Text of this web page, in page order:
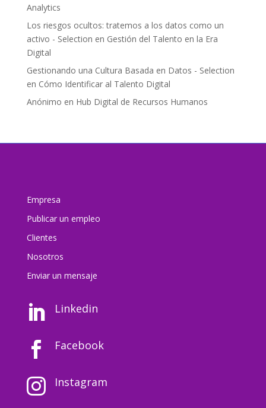
Analytics
Los riesgos ocultos: tratemos a los datos como un
activo - Selection en Gestión del Talento en la Era
Digital
Gestionando una Cultura Basada en Datos - Selection
en Cómo Identificar al Talento Digital
Anónimo en Hub Digital de Recursos Humanos
Empresa
Publicar un empleo
Clientes
Nosotros
Enviar un mensaje
 Linkedin
 Facebook
 Instagram